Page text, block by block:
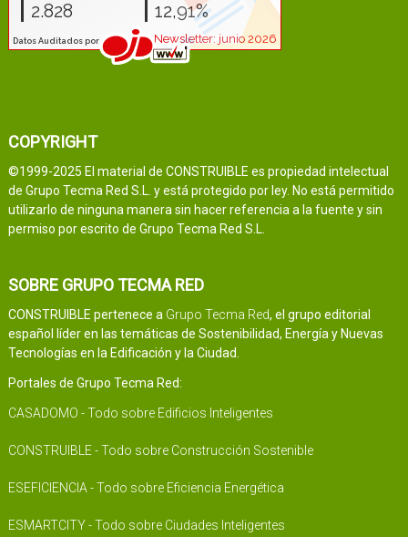
COPYRIGHT
©1999-2025 El material de CONSTRUIBLE es propiedad intelectual
de Grupo Tecma Red S.L. y está protegido por ley. No está permitido
utilizarlo de ninguna manera sin hacer referencia a la fuente y sin
permiso por escrito de Grupo Tecma Red S.L.
SOBRE GRUPO TECMA RED
CONSTRUIBLE pertenece a Grupo Tecma Red, el grupo editorial
español líder en las temáticas de Sostenibilidad, Energía y Nuevas
Tecnologías en la Edificación y la Ciudad.
Portales de Grupo Tecma Red:
CASADOMO - Todo sobre Edificios Inteligentes
CONSTRUIBLE - Todo sobre Construcción Sostenible
ESEFICIENCIA - Todo sobre Eficiencia Energética
ESMARTCITY - Todo sobre Ciudades Inteligentes